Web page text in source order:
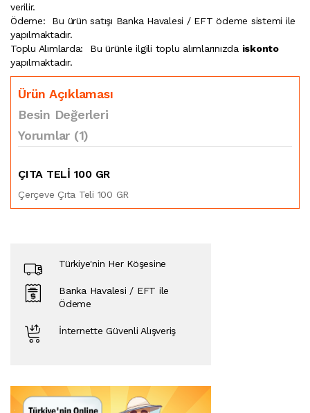
verilir.
Ödeme:
Bu ürün satışı Banka Havalesi / EFT ödeme sistemi ile
yapılmaktadır.
Toplu Alımlarda:
Bu ürünle ilgili toplu alımlarınızda iskonto
yapılmaktadır.
Ürün Açıklaması
Besin Değerleri
Yorumlar (1)
ÇITA TELI 100 GR
Çerçeve Çıta Teli 100 GR
Türkiye'nin Her Köşesine
Banka Havalesi / EFT ile
Ödeme
İnternette Güvenli Alışveriş